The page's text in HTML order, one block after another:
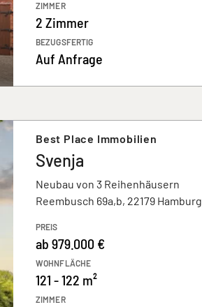
ZIMMER
2 Zimmer
BEZUGSFERTIG
Auf Anfrage
Best Place Immobilien
Svenja
Neubau von 3 Reihenhäusern
Reembusch 69a,b, 22179 Hamburg
PREIS
ab 979.000 €
WOHNFLÄCHE
121 - 122 m²
ZIMMER